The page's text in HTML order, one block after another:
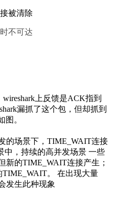
被清除
不可达
上反馈是ACK指到
漏抓了这个包，但却抓到
图。
的场景下，TIME_WAIT连接
中，持续的高并发场景 一些
新的TIME_WAIT连接产生；
。
在出现大量
发生此种现象